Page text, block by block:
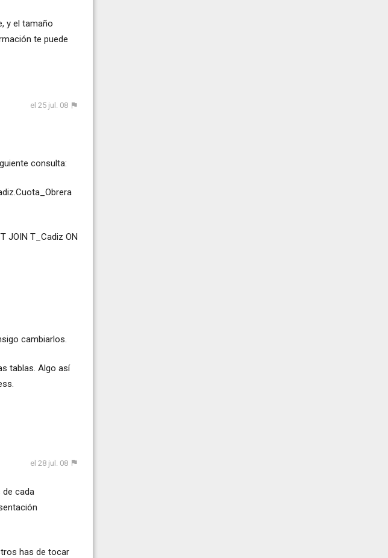
y el tamaño
te puede
el 25 jul. 08
consulta:
JOIN T_Cadiz ON
cambiarlos.
tablas. Algo así
el 28 jul. 08
cada
has de tocar